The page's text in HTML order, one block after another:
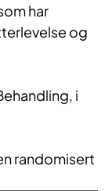
har
og
i
randomisert